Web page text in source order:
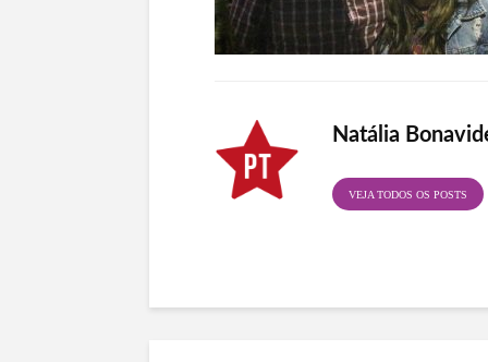
Natália
VEJA TODOS OS POSTS